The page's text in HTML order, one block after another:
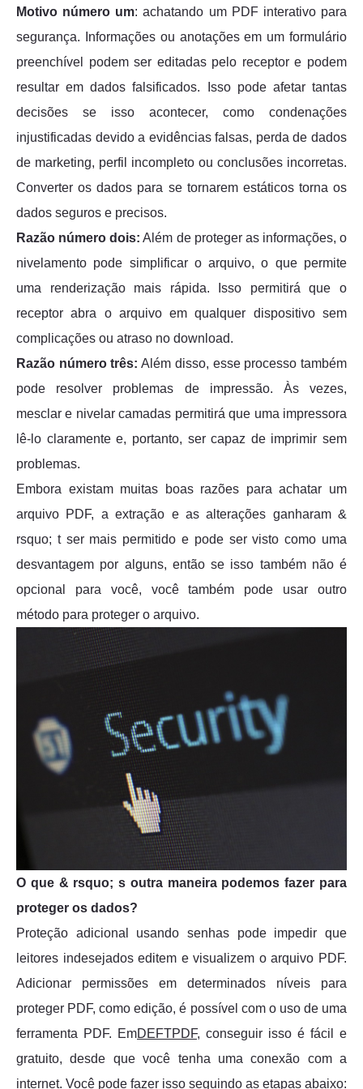
Motivo número um: achatando um PDF interativo para
segurança. Informações ou anotações em um formulário
preenchível podem ser editadas pelo receptor e podem
resultar em dados falsificados. Isso pode afetar tantas
decisões se isso acontecer, como condenações
injustificadas devido a evidências falsas, perda de dados
de marketing, perfil incompleto ou conclusões incorretas.
Converter os dados para se tornarem estáticos torna os
dados seguros e precisos.
Razão número dois: Além de proteger as informações, o
nivelamento pode simplificar o arquivo, o que permite
uma renderização mais rápida. Isso permitirá que o
receptor abra o arquivo em qualquer dispositivo sem
complicações ou atraso no download.
Razão número três: Além disso, esse processo também
pode resolver problemas de impressão. Às vezes,
mesclar e nivelar camadas permitirá que uma impressora
lê-lo claramente e, portanto, ser capaz de imprimir sem
problemas.
Embora existam muitas boas razões para achatar um
arquivo PDF, a extração e as alterações ganharam &
rsquo; t ser mais permitido e pode ser visto como uma
desvantagem por alguns, então se isso também não é
opcional para você, você também pode usar outro
método para proteger o arquivo.
O que & rsquo; s outra maneira podemos fazer para
proteger os dados?
Proteção adicional usando senhas pode impedir que
leitores indesejados editem e visualizem o arquivo PDF.
Adicionar permissões em determinados níveis para
proteger PDF, como edição, é possível com o uso de uma
ferramenta PDF. EmDEFTPDF, conseguir isso é fácil e
gratuito, desde que você tenha uma conexão com a
internet. Você pode fazer isso seguindo as etapas abaixo: